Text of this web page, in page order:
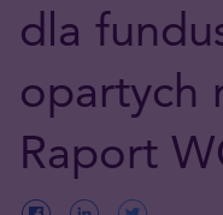
dla
opartych
Raport